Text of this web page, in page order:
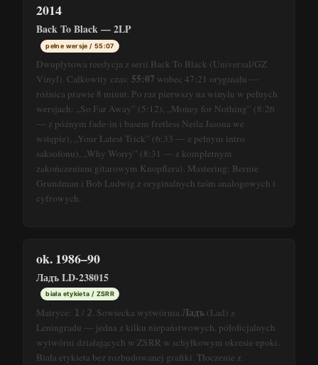
2014
Back To Black — 2LP
pełne wersje / 55:07
Dwupłytowa reedycja z serii Back To Black (Universal/GZ
Vinyl). Całkowity czas: 55:07 wobec 47:21 oryginału —
różnica prawie 8 minut. Po raz pierwszy na winylu w pełnych
wersjach: „So Far Away” (5:12), „Money for Nothing” (8:26
— z późnym fade-in i basem fretless Neila Jasona we
wstępie), „Your Latest Trick” (6:33 — z pełnym intro
saksofonu), „Why Worry” (8:31 — z kompletnym
zakończeniem gitarowym Knopflera). Mastering: Bernie
Grundman i Bob Ludwig z oryginalnych taśm analogowych i
cyfrowych.
ok. 1986–90
Ладъ LD-238015
biała etykieta / ZSRR
Matryce: 1 / 2. Sowiecka wytwórniaЛадъ (Lad) z
Leningradu — jedna z kilku niepaństwowych, półoficjalnych
wytwórni działających w ZSRR w schyłkowym okresie epoki.
Biała etykieta bez rozbudowanej grafiki. Tłoczenie z